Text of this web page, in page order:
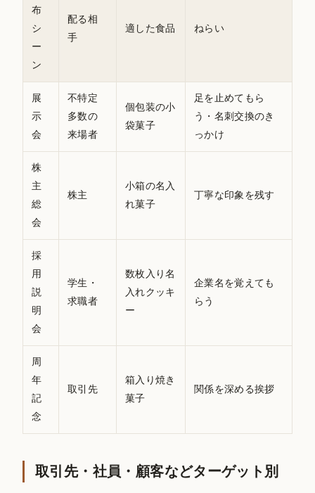
布
シ
ー
ン
配る相
手
適した食品 ねらい
展
示
会
不特定
多数の
来場者
個包装の小
袋菓子
足を止めてもら
う・名刺交換のき
っかけ
株
主
総
会
株主
小箱の名入
れ菓子
丁寧な印象を残す
採
用
説
明
会
学生・
求職者
数枚入り名
入れクッキ
ー
企業名を覚えても
らう
周
年
記
念
取引先
箱入り焼き
菓子
関係を深める挨拶
取引先・社員・顧客などターゲット別